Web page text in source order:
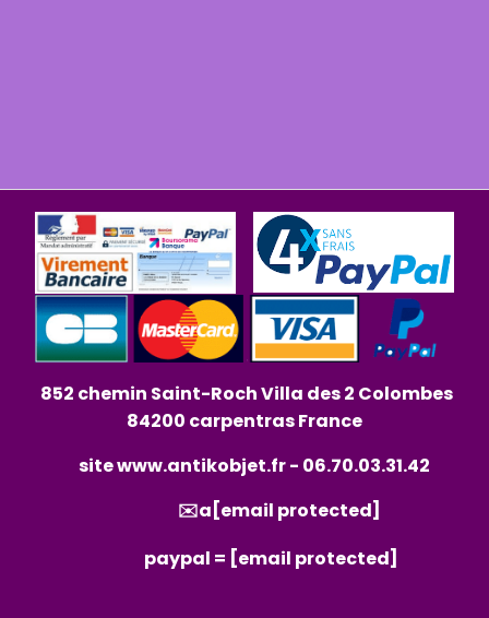
852 chemin Saint-Roch Villa des 2 Colombes
84200 carpentras France
sitewww.antikobjet.fr- 06.70.03.31.42
✉️a [email protected]
paypal = [email protected]